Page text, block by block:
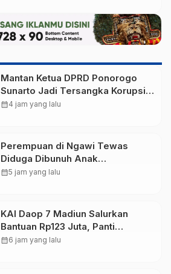
Mantan Ketua DPRD Ponorogo
Sunarto Jadi Tersangka Korupsi
Tunjangan Perumahan
calendar_month4 jam yang lalu
Perempuan di Ngawi Tewas
Diduga Dibunuh Anak
Kandungnya yang mengalami
calendar_month5 jam yang lalu
KAI Daop 7 Madiun Salurkan
Bantuan Rp123 Juta, Panti
Disabilitas hingga Reog Ponorogo
calendar_month6 jam yang lalu